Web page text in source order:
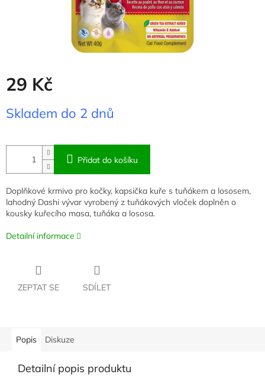
29 Kč
cena:
Skladem do 2 dnů
Přidat do košíku
Doplňkové krmivo pro kočky, kapsička kuře s tuňákem a lososem,
lahodný Dashi vývar vyrobený z tuňákových vloček doplněn o
kousky kuřecího masa, tuňáka a lososa.
Detailní informace
ZEPTAT SE SDÍLET
Popis Diskuze
Detailní popis produktu